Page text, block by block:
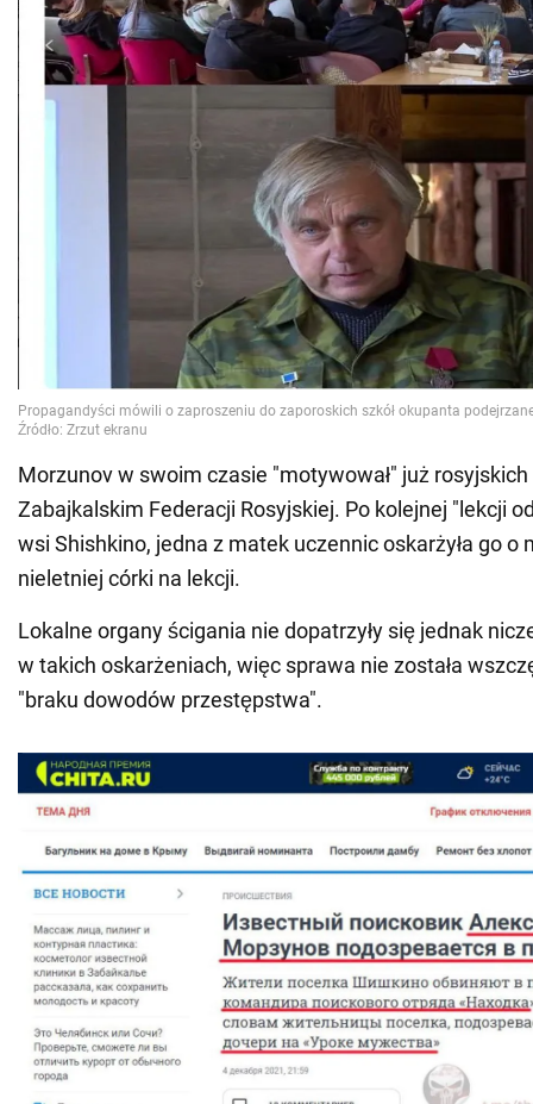
Morzunov w swoim czasie "motywował" już
Zabajkalskim Federacji Rosyjskiej. Po kolejnej "lekcji
wsi Shishkino, jedna z matek uczennic oskarżyła go o
nieletniej córki na lekcji.
Lokalne organy ścigania nie dopatrzyły się jednak
w takich oskarżeniach, więc sprawa nie została
"braku dowodów przestępstwa".